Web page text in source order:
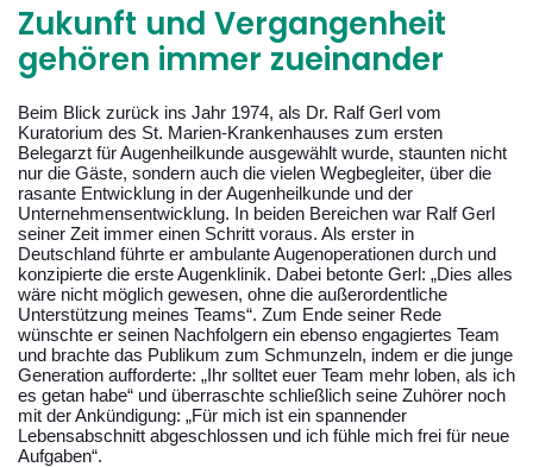
Zukunft und Vergangenheit
gehören immer zueinander
Beim Blick zurück ins Jahr 1974, als Dr. Ralf Gerl vom
Kuratorium des St. Marien-Krankenhauses zum ersten
Belegarzt für Augenheilkunde ausgewählt wurde, staunten nicht
nur die Gäste, sondern auch die vielen Wegbegleiter, über die
rasante Entwicklung in der Augenheilkunde und der
Unternehmensentwicklung. In beiden Bereichen war Ralf Gerl
seiner Zeit immer einen Schritt voraus. Als erster in
Deutschland führte er ambulante Augenoperationen durch und
konzipierte die erste Augenklinik. Dabei betonte Gerl: „Dies alles
wäre nicht möglich gewesen, ohne die außerordentliche
Unterstützung meines Teams“. Zum Ende seiner Rede
wünschte er seinen Nachfolgern ein ebenso engagiertes Team
und brachte das Publikum zum Schmunzeln, indem er die junge
Generation aufforderte: „Ihr solltet euer Team mehr loben, als ich
es getan habe“ und überraschte schließlich seine Zuhörer noch
mit der Ankündigung: „Für mich ist ein spannender
Lebensabschnitt abgeschlossen und ich fühle mich frei für neue
Aufgaben“.